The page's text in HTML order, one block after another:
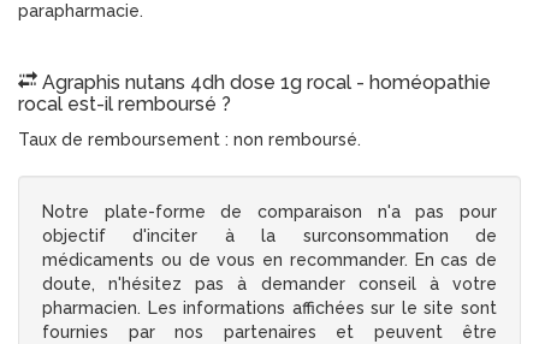
parapharmacie.
Agraphis nutans 4dh dose 1g rocal - homéopathie
rocal est-il remboursé ?
Taux de remboursement : non remboursé.
Notre plate-forme de comparaison n'a pas pour
objectif d'inciter à la surconsommation de
médicaments ou de vous en recommander. En cas de
doute, n'hésitez pas à demander conseil à votre
pharmacien. Les informations affichées sur le site sont
fournies par nos partenaires et peuvent être